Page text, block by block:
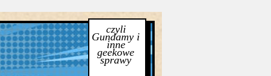
czyli
Gundamy i
inne
geekowe
sprawy